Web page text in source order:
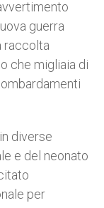
guerra
raccolta
che migliaia di
diverse
e del neonato
per